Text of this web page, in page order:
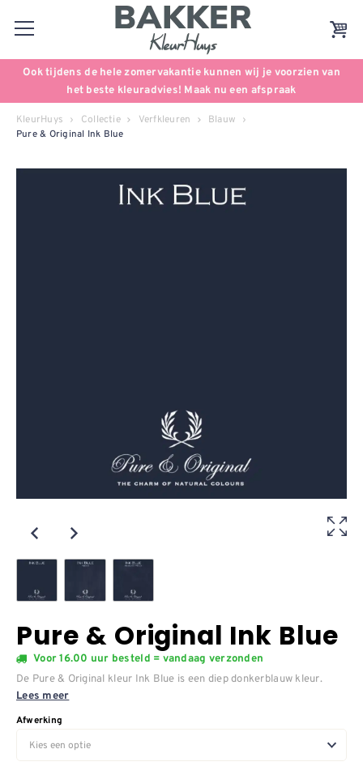
Ook tijdens de hele zomervakantie kunnen wij je voorzien van
het beste kleuradvies! Maak nu een afspraak
KleurHuys Collectie Verfkleuren Blauw
Pure & Original Ink Blue
Pure & Original Ink Blue
Voor 16.00 uur besteld = vandaag verzonden
De Pure & Original kleur Ink Blue is een diep donkerblauw kleur.
Lees meer
Afwerking